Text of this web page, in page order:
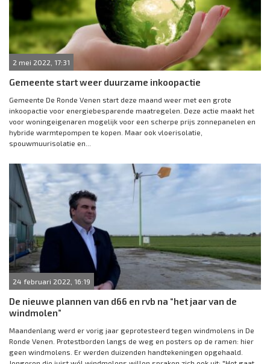
2 mei 2022, 17:31
Gemeente start weer duurzame inkoopactie
Gemeente De Ronde Venen start deze maand weer met een grote
inkoopactie voor energiebesparende maatregelen. Deze actie maakt het
voor woningeigenaren mogelijk voor een scherpe prijs zonnepanelen en
hybride warmtepompen te kopen. Maar ook vloerisolatie,
spouwmuurisolatie en...
24 februari 2022, 16:19
De nieuwe plannen van d66 en rvb na “het jaar van de
windmolen”
Maandenlang werd er vorig jaar geprotesteerd tegen windmolens in De
Ronde Venen. Protestborden langs de weg en posters op de ramen: hier
geen windmolens. Er werden duizenden handtekeningen opgehaald.